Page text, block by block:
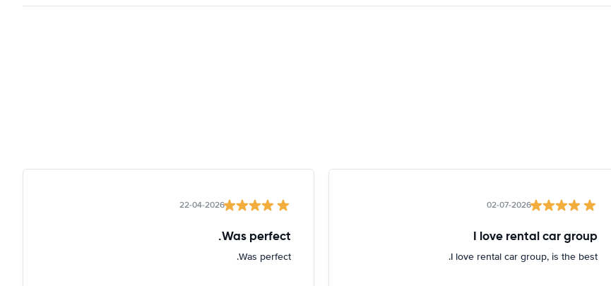
02-07-2026
I love rental car group
I love rental car group, is the best.
22-04-2026
Was perfect.
Was perfect.